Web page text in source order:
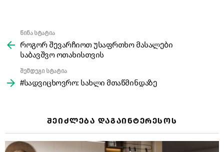
more
წინა სტატია
როგორ შევარჩიოთ უსაფრთხო მასალები
საბავშვო ოთახისთვის
შემდეგი სტატია
#სადვიცხოვრო: სახლი მთაწმინდაზე
ᲨᲔᲘᲫᲚᲔᲑᲐ ᲓᲐᲒᲐᲘᲜᲢᲔᲠᲔᲡᲝᲡ